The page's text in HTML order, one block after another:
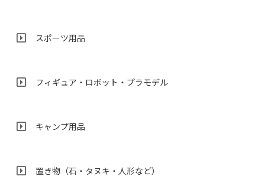
スポーツ用品
フィギュア・ロボット・プラモデル
キャンプ用品
置き物（石・タヌキ・人形など）